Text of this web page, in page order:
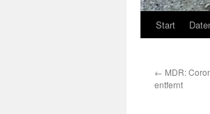
Start
← MDR:
entfernt